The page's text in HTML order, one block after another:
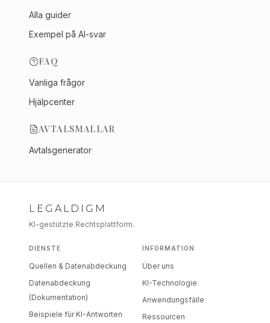
Alla guider
Exempel på AI-svar
FAQ
Vanliga frågor
Hjälpcenter
AVTALSMALLAR
Avtalsgenerator
LEGALDIGM
KI-gestützte Rechtsplattform.
DIENSTE
Quellen & Datenabdeckung
Datenabdeckung
(Dokumentation)
Beispiele für KI-Antworten
INFORMATION
Über uns
KI-Technologie
Anwendungsfälle
Ressourcen